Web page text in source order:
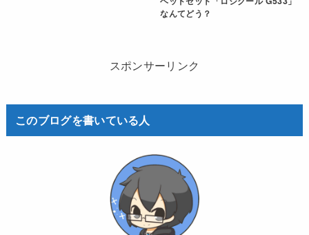
なんてどう？
スポンサーリンク
このブログを書いている人